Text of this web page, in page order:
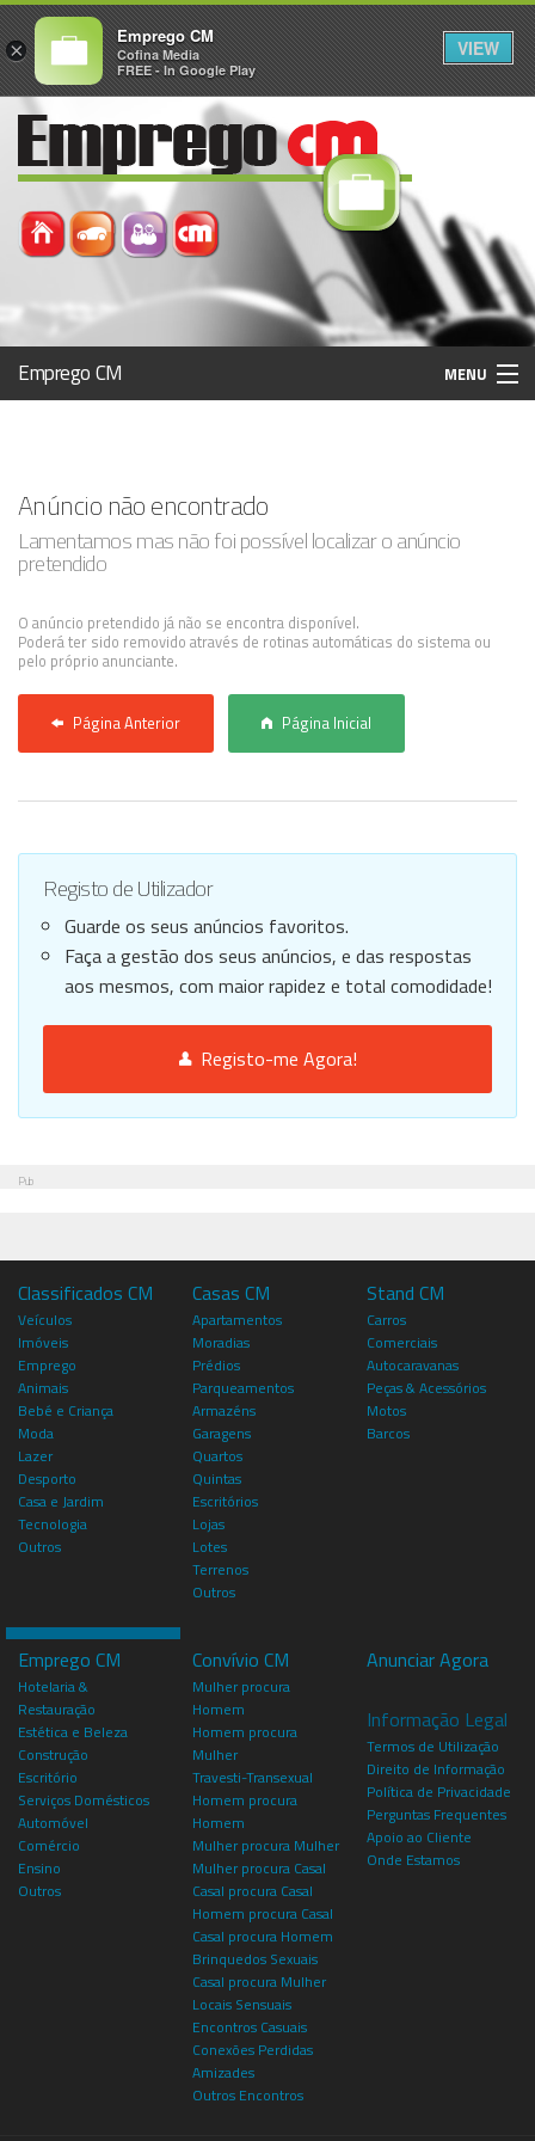
Emprego CM MENU
Registo / Login
Anunciar Agora
Anúncio não encontrado
Lamentamos mas não foi possível localizar o anúncio
pretendido
O anúncio pretendido já não se encontra disponível.
Poderá ter sido removido através de rotinas automáticas do sistema ou
pelo próprio anunciante.
Página Anterior Página Inicial
Registo de Utilizador
Guarde os seus anúncios favoritos.
Faça a gestão dos seus anúncios, e das respostas
aos mesmos, com maior rapidez e total comodidade!
Registo-me Agora!
Pub
Classificados CM
Veículos
Imóveis
Emprego
Animais
Bebé e Criança
Moda
Lazer
Desporto
Casa e Jardim
Tecnologia
Outros
Casas CM
Apartamentos
Moradias
Prédios
Parqueamentos
Armazéns
Garagens
Quartos
Quintas
Escritórios
Lojas
Lotes
Terrenos
Outros
Stand CM
Carros
Comerciais
Autocaravanas
Peças & Acessórios
Motos
Barcos
Emprego CM
Hotelaria &
Restauração
Estética e Beleza
Construção
Escritório
Serviços Domésticos
Automóvel
Comércio
Ensino
Outros
Convívio CM
Mulher procura
Homem
Homem procura
Mulher
Travesti-Transexual
Homem procura
Homem
Mulher procura Mulher
Mulher procura Casal
Casal procura Casal
Homem procura Casal
Casal procura Homem
Brinquedos Sexuais
Casal procura Mulher
Locais Sensuais
Encontros Casuais
Conexões Perdidas
Amizades
Outros Encontros
Anunciar Agora
Informação Legal
Termos de Utilização
Direito de Informação
Política de Privacidade
Perguntas Frequentes
Apoio ao Cliente
Onde Estamos
×
Emprego CM
Cofina Media
FREE - In Google Play
VIEW